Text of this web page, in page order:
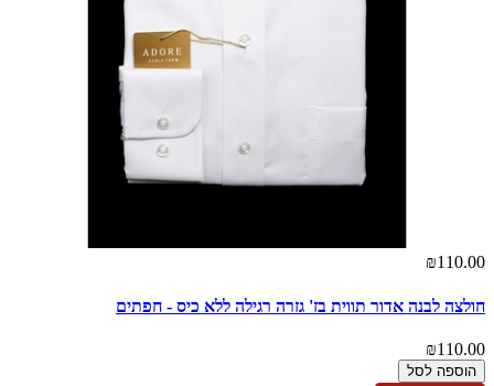
₪110.00
חולצה לבנה אדור תווית בז' גזרה רגילה ללא כיס - חפתים
₪110.00
הוספה לסל